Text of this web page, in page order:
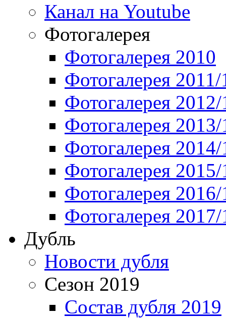
Канал на Youtube
Фотогалерея
Фотогалерея 2010
Фотогалерея 2011/
Фотогалерея
Фотогалерея
Фотогалерея
Фотогалерея
Фотогалерея
Фотогалерея
Дубль
Новости дубля
Сезон 2019
Состав дубля 2019